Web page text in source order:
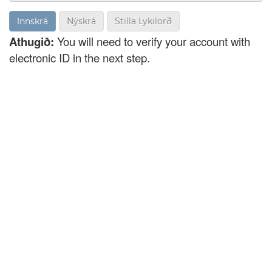
Nýskrá Stilla Lykilorð
Athugið: You will need to verify your account with
electronic ID in the next step.